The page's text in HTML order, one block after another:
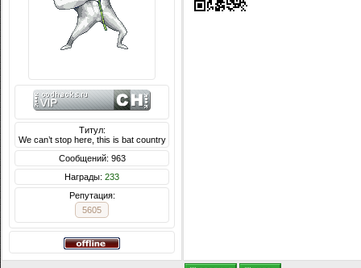
Титул:
We can’t stop here, this is bat country
Сообщений: 963
Награды: 233
Репутация:
5605